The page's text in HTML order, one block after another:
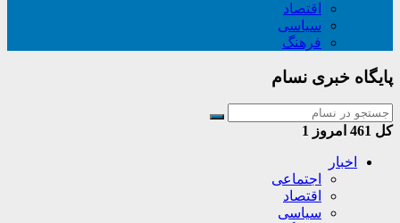
اقتصاد
سیاسی
فرهنگ
پایگاه خبری نسام
کل امروز 1
اخبار
اجتماعی
اقتصاد
سیاسی